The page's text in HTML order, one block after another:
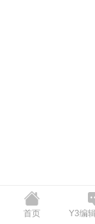
首页 Y3编